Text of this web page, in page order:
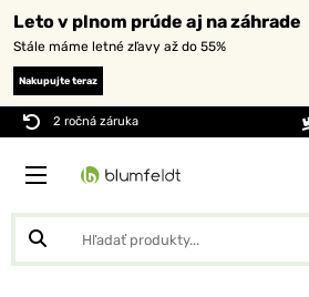
Leto v plnom prúde aj na záhrade
Stále máme letné zľavy až do 55%
Nakupujte teraz
2 ročná záruka